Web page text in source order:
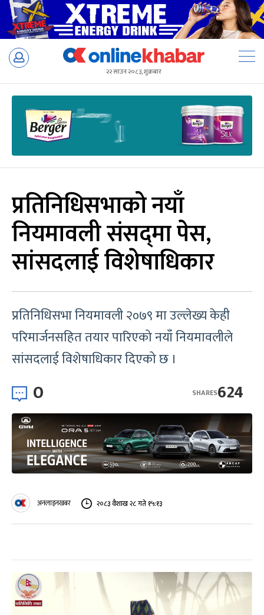
Skip
२२ साउन २०८३, शुक्रबार
प्रतिनिधिसभाको नयाँ
नियमावली संसद्‌मा पेस,
सांसदलाई विशेषाधिकार
प्रतिनिधिसभा नियमावली २०७९ मा उल्लेख्य केही
परिमार्जनसहित तयार पारिएको नयाँ नियमावलीले
सांसदलाई विशेषाधिकार दिएको छ ।
0 624
SHARES
अनलाइनखबर २०८३ वैशाख २८ गते १५:१३